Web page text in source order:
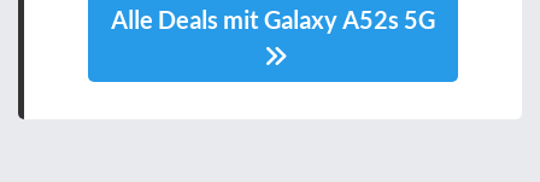
Alle Deals mit Galaxy A52s 5G